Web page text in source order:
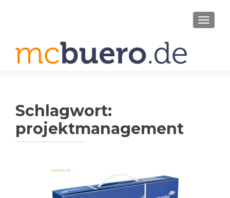
Schlagwort:
projektmanagement